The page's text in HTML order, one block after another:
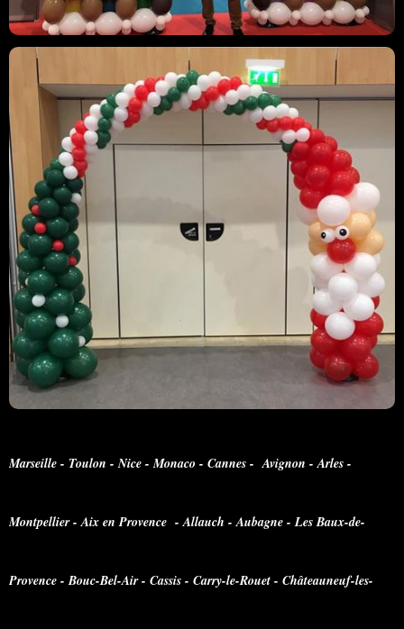
Marseille - Toulon - Nice - Monaco - Cannes - Avignon - Arles -
Montpellier - Aix en Provence - Allauch - Aubagne - Les Baux-de-
Provence - Bouc-Bel-Air - Cassis - Carry-le-Rouet - Châteauneuf-les-